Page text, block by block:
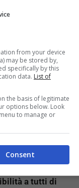
è altro che un
esso veniva
al riparo dai
a tutti di
from your device
may be stored by,
specifically by this
data. List of
the basis of legitimate
options below. Look
to manage or
Consent